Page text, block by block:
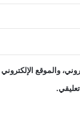
والموقع